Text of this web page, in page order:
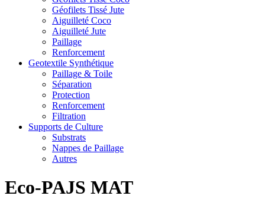
Géofilets Tissé Jute
Aiguilleté Coco
Aiguilleté Jute
Paillage
Renforcement
Geotextile Synthétique
Paillage & Toile
Séparation
Protection
Renforcement
Filtration
Supports de Culture
Substrats
Nappes de Paillage
Autres
Eco-PAJS MAT